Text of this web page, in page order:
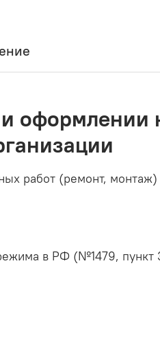
оформлении
работ (ремонт,
в РФ (№1479,